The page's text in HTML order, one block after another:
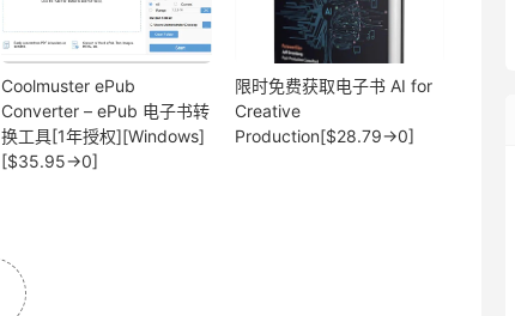
Coolmuster ePub
Converter – ePub 电子书转
换工具[1年授权][Windows]
[$35.95→0]
限时免费获取电子书 AI for
Creative
Production[$28.79→0]